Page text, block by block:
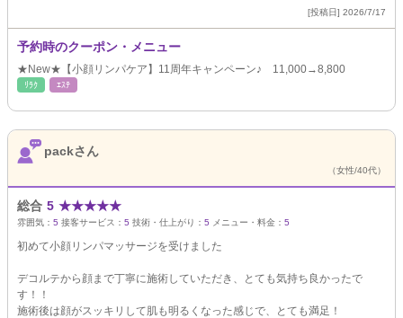
[投稿日] 2026/7/17
予約時のクーポン・メニュー
★New★【小顔リンパケア】11周年キャンペーン♪ 11,000→8,800
ﾘﾗｸ ｴｽﾃ
packさん
（女性/40代）
総合 5 ★★★★★
雰囲気： 5 接客サービス： 5 技術・仕上がり： 5 メニュー・料金： 5
初めて小顔リンパマッサージを受けました
デコルテから顔まで丁寧に施術していただき、とても気持ち良かったで
す！！
施術後は顔がスッキリして肌も明るくなった感じで、とても満足！